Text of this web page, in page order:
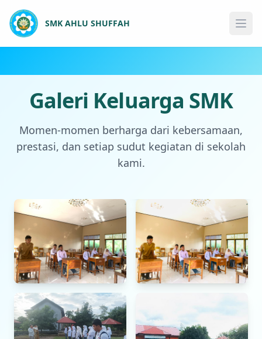
SMK AHLU SHUFFAH
Galeri Keluarga SMK
Momen-momen berharga dari kebersamaan,
prestasi, dan setiap sudut kegiatan di sekolah
kami.